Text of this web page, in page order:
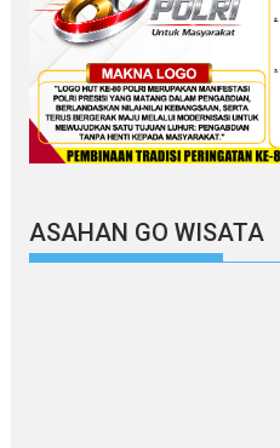
ASAHAN GO WISATA